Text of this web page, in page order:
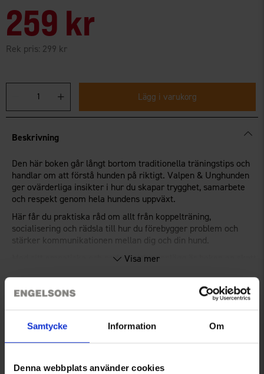
Samtycke Information Om
Denna webbplats använder cookies
259 kr
Rek pris: 299 kr
Lägg i varukorg
Beskrivning
Den här boken går långt bortom traditionella träningstips och
handlar om att förstå hunden på riktigt. Valpen & Unghunden
ger ovärderliga insikter i hur du skapar trygghet, samarbete
och respekt genom hela hundens uppväxt.
Här får du praktiska råd om allt från koppelträning,
socialisering och rädsla till hur du förebygger problem och
stärker kommunikationen mellan dig och din hund.
Med sitt empatiska och pedagogiska upplägg är boken en skatt
du tränar – utan varför det fungerar.
Handbok för valp- och unghundsperioden
Bygger på förståelse, respekt och positiv träning
Fylld med konkreta tips och exempel för vardagens
utmaningar
Visa mer